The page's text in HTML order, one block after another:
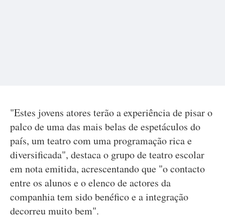
"Estes jovens atores terão a experiência de pisar o
palco de uma das mais belas de espetáculos do
país, um teatro com uma programação rica e
diversificada", destaca o grupo de teatro escolar
em nota emitida, acrescentando que "o contacto
entre os alunos e o elenco de actores da
companhia tem sido benéfico e a integração
decorreu muito bem".